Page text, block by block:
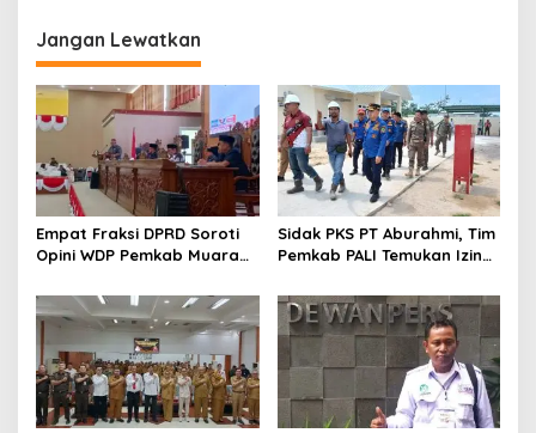
Jangan Lewatkan
Empat Fraksi DPRD Soroti
Opini WDP Pemkab Muara
Kelola Keuangan
Sidak PKS PT Aburahmi, Tim
Pemkab PALI Temukan Izin